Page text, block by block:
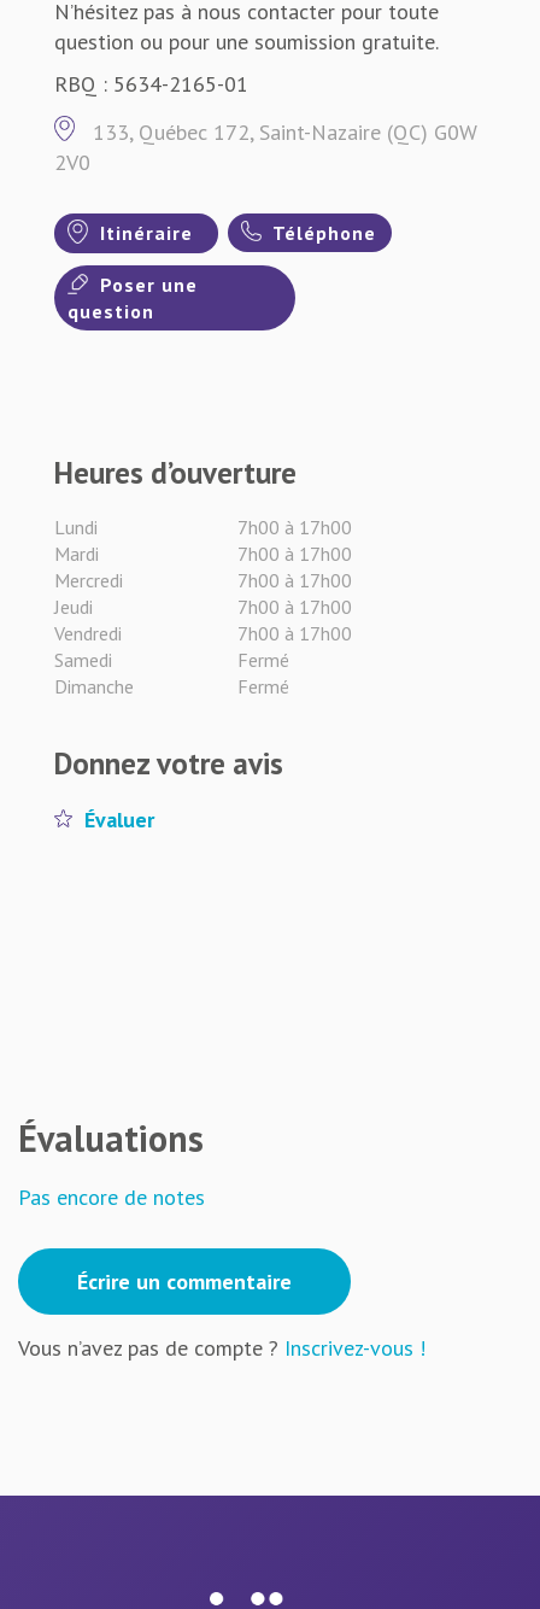
N’hésitez pas à nous contacter pour toute
question ou pour une soumission gratuite.
RBQ : 5634-2165-01
133, Québec 172, Saint-Nazaire (QC) G0W
2V0
Itinéraire Téléphone
Poser une
question
Heures d’ouverture
Lundi
7h00 à 17h00
Mardi
7h00 à 17h00
Mercredi
7h00 à 17h00
Jeudi
7h00 à 17h00
Vendredi
7h00 à 17h00
Samedi
Fermé
Dimanche
Fermé
Donnez votre avis
Évaluer
Évaluations
Pas encore de notes
Écrire un commentaire
Vous n’avez pas de compte ? Inscrivez-vous !